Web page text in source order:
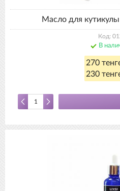
Масло для
Код:
В
270
230